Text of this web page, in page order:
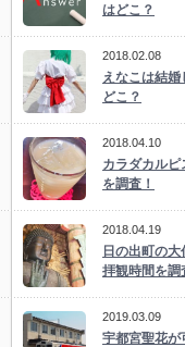
はどこ？
2018.02.08
えなこは結
どこ？
2018.04.10
カラダカル
を調査！
2018.04.19
日の出町の
拝観時間を調
2019.03.09
宇都宮聖花が